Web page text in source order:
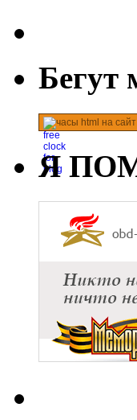
Бегут
часы html на сайт
Я